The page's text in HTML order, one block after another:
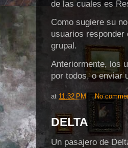
de las cuales es
Como sugiere su
usuarios
grupal.
Anteriormente, los
por todos, o enviar
at 11:32 PM No
DELTA
Un pasajero de